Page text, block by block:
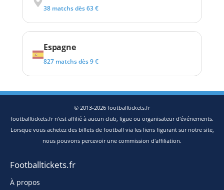
38 matchs dès 63 €
Espagne
827 matchs dès 9 €
© 2013-2026 footballtickets.fr
footballtickets.fr n'est affilié à aucun club, ligue ou organisateur d'événements.
Lorsque vous achetez des billets de football via les liens figurant sur notre site,
nous pouvons percevoir une commission d'affiliation.
Footballtickets.fr
À propos